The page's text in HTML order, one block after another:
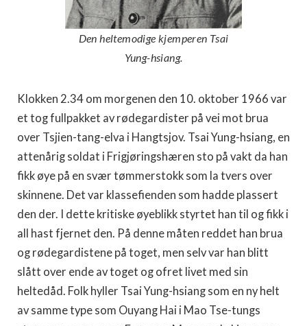
Den heltemodige kjemperen Tsai
Yung-hsiang.
Klokken 2.34 om morgenen den 10. oktober 1966 var
et tog fullpakket av rødegardister på vei mot brua
over Tsjien-tang-elva i Hangtsjov. Tsai Yung-hsiang, en
attenårig soldat i Frigjøringshæren sto på vakt da han
fikk øye på en svær tømmerstokk som la tvers over
skinnene. Det var klassefienden som hadde plassert
den der. I dette kritiske øyeblikk styrtet han til og fikk i
all hast fjernet den. På denne måten reddet han brua
og rødegardistene på toget, men selv var han blitt
slått over ende av toget og ofret livet med sin
heltedåd. Folk hyller Tsai Yung-hsiang som en ny helt
av samme type som Ouyang Hai i Mao Tse-tungs